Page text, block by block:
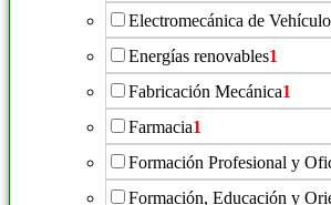
Electromecánica de
Energías renovables1
Fabricación Mecánica1
Farmacia1
Formación Profesional y
Formación, Educación y